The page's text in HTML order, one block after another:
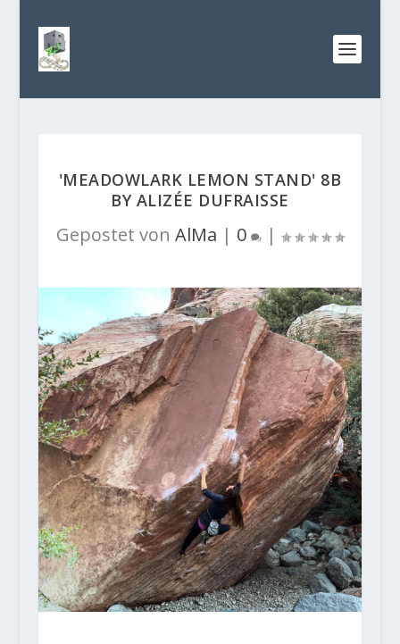
'MEADOWLARK LEMON STAND' 8B
BY ALIZÉE DUFRAISSE
Gepostet von AlMa | 0 |